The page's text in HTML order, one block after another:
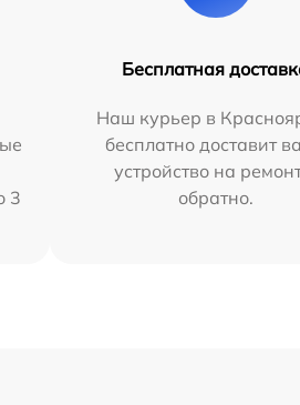
3
Бесплатная
Наш курьер в
бесплатно доставит
устройство на
обратно.